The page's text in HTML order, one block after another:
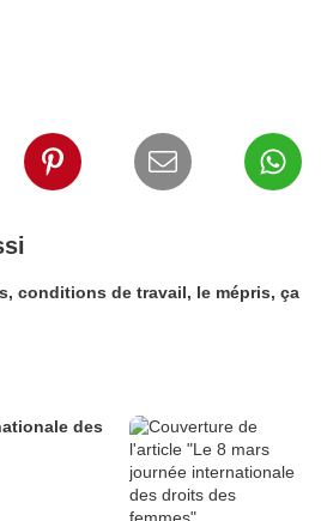
conditions de travail, le mépris, ça
des